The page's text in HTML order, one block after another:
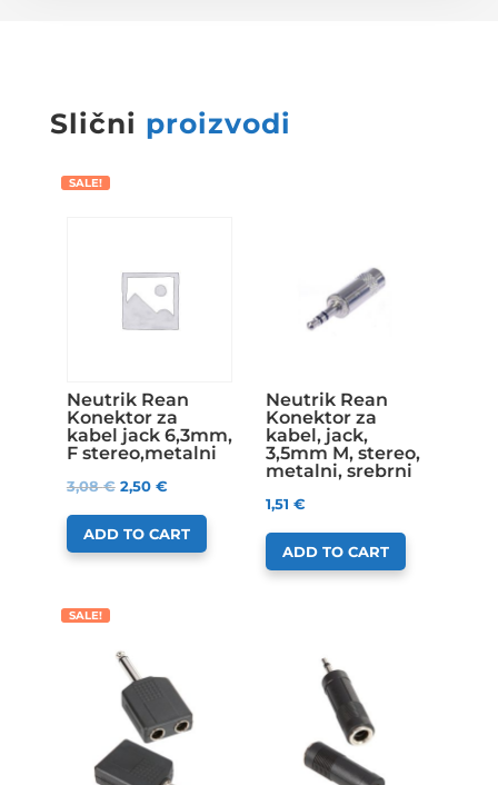
Slični proizvodi
SALE!
Neutrik Rean
Konektor za
kabel jack 6,3mm,
F stereo,metalni
3,08€ 2,50 €
ADD TO CART
Neutrik Rean
Konektor za
kabel, jack,
3,5mm M, stereo,
metalni, srebrni
1,51 €
ADD TO CART
SALE!